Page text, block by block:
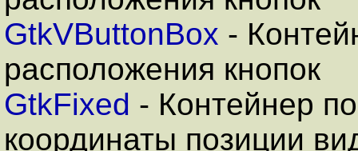
GtkVButtonBox -
расположения кнопок
GtkFixed - Контейнер
координаты позиции